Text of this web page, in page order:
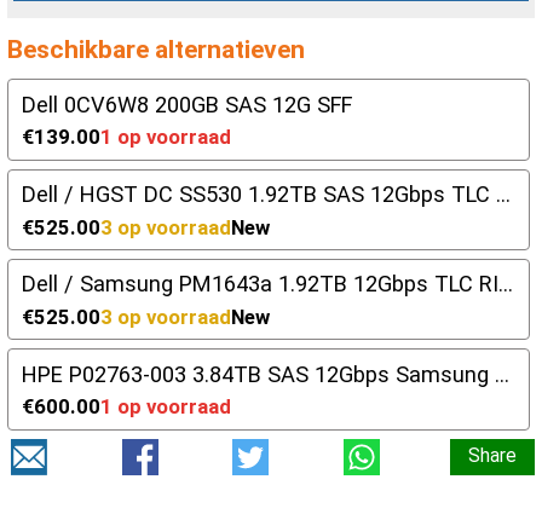
Beschikbare alternatieven
Dell 0CV6W8 200GB SAS 12G SFF
€139.001 op voorraad
Dell / HGST DC SS530 1.92TB SAS 12Gbps TLC RI SSD | DP/N: DFWY2
€525.003 op voorraadNew
Dell / Samsung PM1643a 1.92TB 12Gbps TLC RI SAS | DP/N: 498F8
€525.003 op voorraadNew
HPE P02763-003 3.84TB SAS 12Gbps Samsung PM1643 2,5" SFF
€600.001 op voorraad
Share